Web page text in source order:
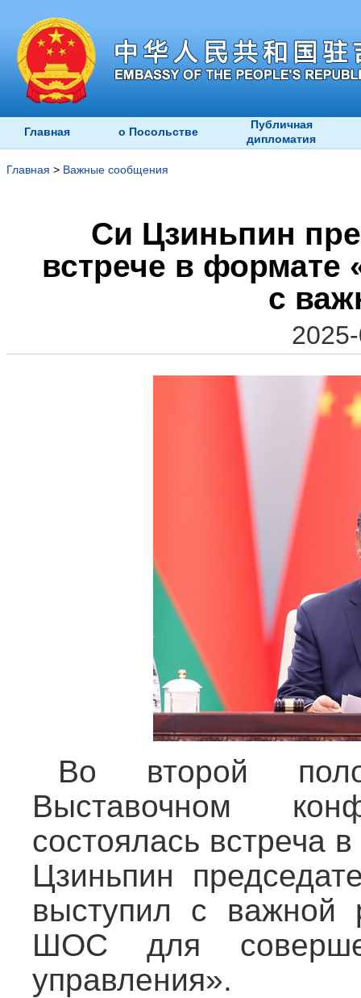
Главная о Посольстве
Публичная
дипломатия
Главная > Важные сообщения
Си Цзиньпин
встрече в
с
Во второй
Выставочном
состоялась
Цзиньпин
выступил с важной
ШОС для
управления».